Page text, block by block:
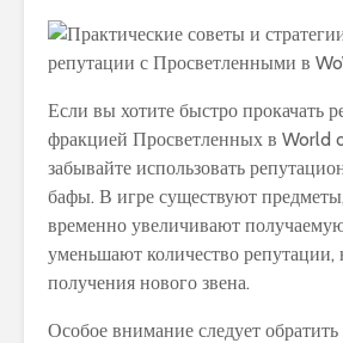
Если вы хотите быстро прокачать
фракцией Просветленных в World
забывайте использовать
бафы. В игре существуют
временно увеличивают
уменьшают количество репутации,
получения нового звена.
Особое внимание следует обратить